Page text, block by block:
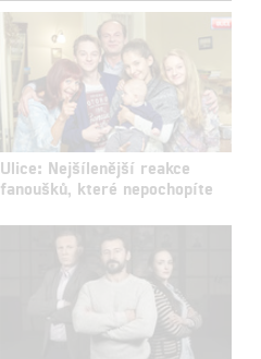
Ulice: Nejšílenější reakce
fanoušků, které nepochopíte